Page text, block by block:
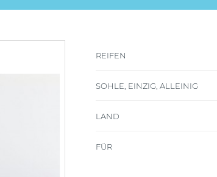
REIFEN
SOHLE, EINZIG, ALLEINIG
LAND
FÜR